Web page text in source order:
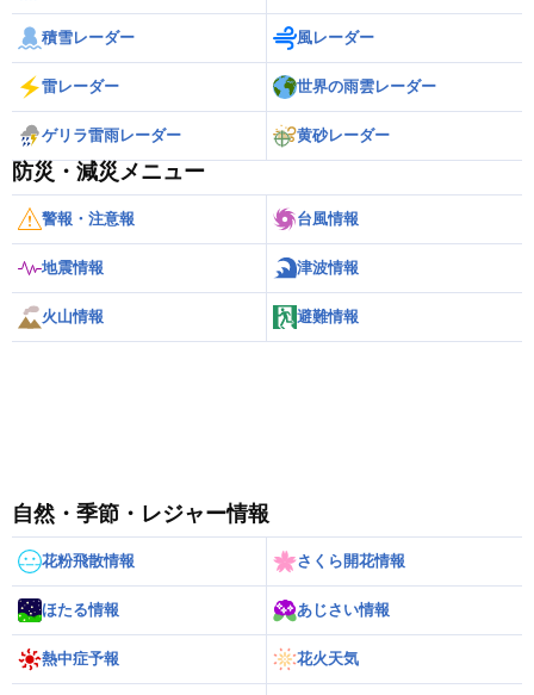
積雪レーダー 風レーダー
雷レーダー 世界の雨雲レーダー
ゲリラ雷雨レーダー 黄砂レーダー
防災・減災メニュー
警報・注意報 台風情報
地震情報 津波情報
火山情報 避難情報
自然・季節・レジャー情報
花粉飛散情報 さくら開花情報
ほたる情報 あじさい情報
熱中症予報 花火天気